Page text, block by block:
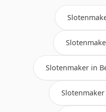
Slotenmaker in